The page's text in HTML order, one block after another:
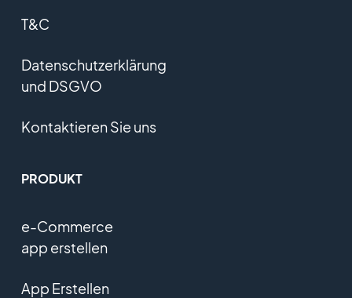
T&C
Datenschutzerklärung
und DSGVO
Kontaktieren Sie uns
PRODUKT
e-Commerce
app erstellen
App Erstellen